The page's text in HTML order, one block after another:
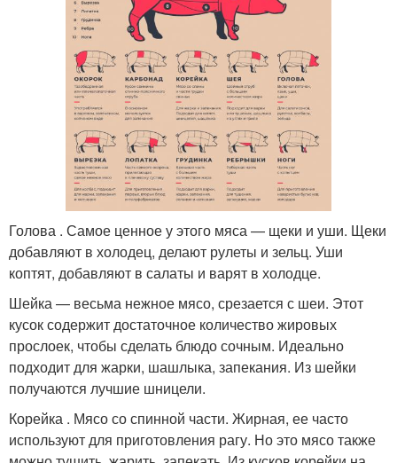
Голова . Самое ценное у этого мяса — щеки и уши. Щеки
добавляют в холодец, делают рулеты и зельц. Уши
коптят, добавляют в салаты и варят в холодце.
Шейка — весьма нежное мясо, срезается с шеи. Этот
кусок содержит достаточное количество жировых
прослоек, чтобы сделать блюдо сочным. Идеально
подходит для жарки, шашлыка, запекания. Из шейки
получаются лучшие шницели.
Корейка . Мясо со спинной части. Жирная, ее часто
используют для приготовления рагу. Но это мясо также